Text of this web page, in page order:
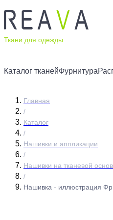
Ткани для одежды
Каталог тканейФурнитура
Главная
/
Каталог
/
Нашивки и аппликации
/
Нашивки на тканевой
/
Нашивка - иллюстрация